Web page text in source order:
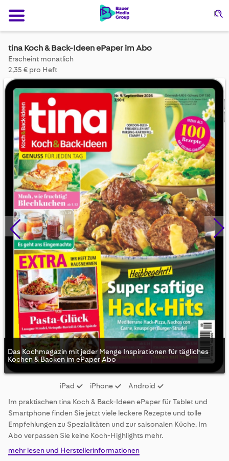
tina Koch & Back-Ideen ePaper im Abo
Erscheint monatlich
2,35 € pro Heft
Skip
end
images
gallery
Das Kochmagazin mit jeder Menge Inspirationen für tägliches
Kochen & Backen im ePaper Abo
the
beginning
the
images
gallery
iPad iPhone
Android
Im praktischen tina Koch & Back-Ideen ePaper für Tablet und
Smartphone finden Sie jetzt viele leckere Rezepte und tolle
Empfehlungen zu Spezialitäten und zur saisonalen Küche. Im
Abo verpassen Sie keine Koch-Highlights mehr.
mehr lesen und Herstellerinformationen